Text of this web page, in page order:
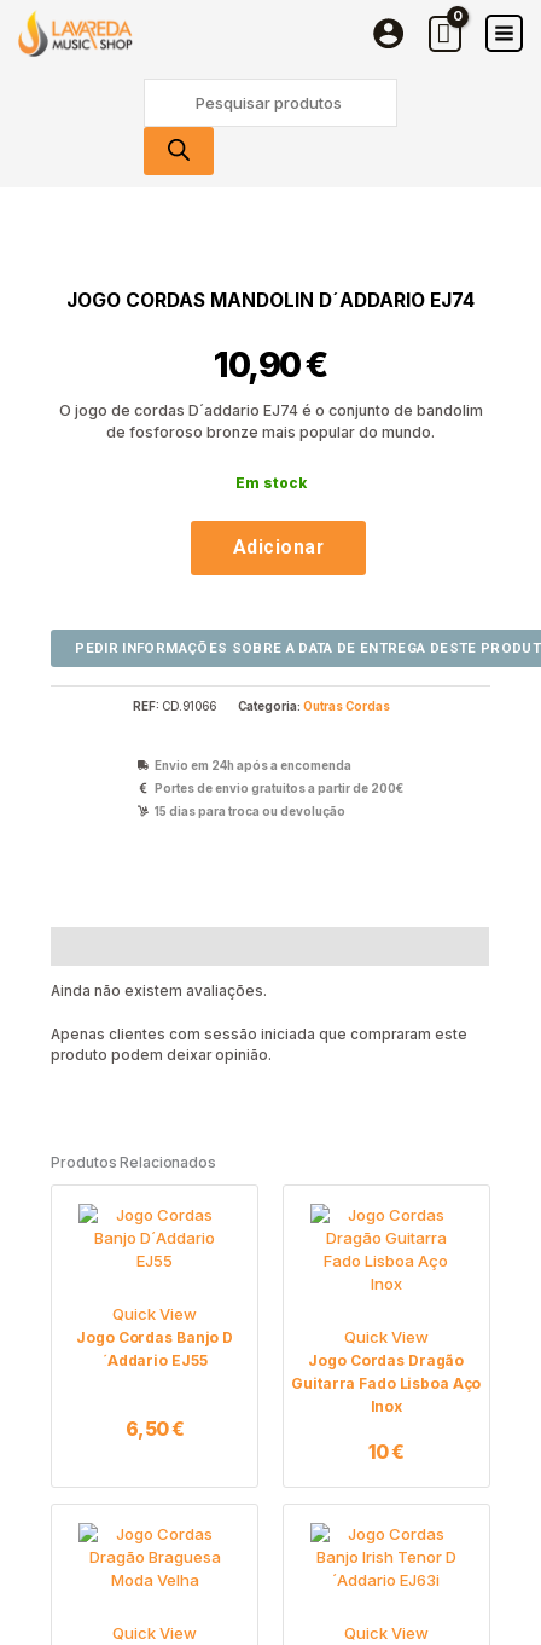
content
search
JOGO CORDAS MANDOLIN D´ADDARIO EJ74
10,90€
O jogo de cordas D´addario EJ74 é o conjunto de bandolim
de fosforoso bronze mais popular do mundo.
Em stock
Cordas
Mandolin
´Addario
Adicionar
REF: CD.91066 Categoria: Outras Cordas
Envio em 24h após a encomenda
Portes de envio gratuitos a partir de 200€
15 dias para troca ou devolução
Ainda não existem avaliações.
Apenas clientes com sessão iniciada que compraram este
produto podem deixar opinião.
Produtos Relacionados
Quick View
Jogo Cordas Banjo D
´Addario EJ55
6,50€
Quick View
Jogo Cordas Dragão
Guitarra Fado Lisboa Aço
Inox
10€
Quick View Quick View
Mandolin